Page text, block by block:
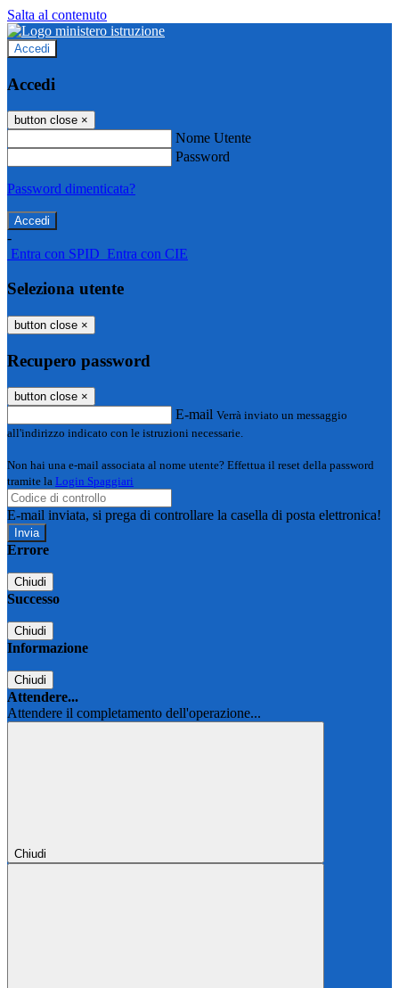
Salta al contenuto
Accedi
Accedi
button close ×
Nome Utente
Password
Password dimenticata?
-
Entra con SPID Entra con CIE
Seleziona utente
button close ×
Recupero password
button close ×
E-mail Verrà inviato un messaggio
all'indirizzo indicato con le istruzioni necessarie.
Non hai una e-mail associata al nome utente? Effettua il reset della password
tramite la Login Spaggiari
E-mail inviata, si prega di controllare la casella di posta elettronica!
Errore
Chiudi
Successo
Chiudi
Informazione
Chiudi
Attendere...
Attendere il completamento dell'operazione...
Chiudi